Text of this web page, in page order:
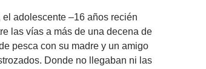
adolescente –16 años recién
las vías a más de una decena de
pesca con su madre y un amigo
Donde no llegaban ni las